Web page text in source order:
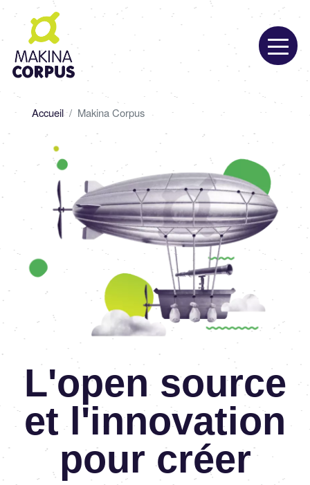
Aller
contenu
principal
d'Ariane
Accueil Makina Corpus
L'open source
et l'innovation
pour créer
Image